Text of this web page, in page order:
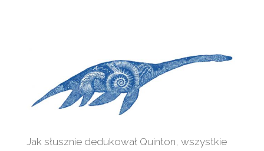
Jak słusznie dedukował Quinton, wszystkie